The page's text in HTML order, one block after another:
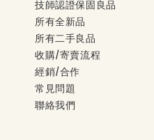
技師認證保固良品
所有全新品
所有二手良品
收購/寄賣流程
經銷/合作
常見問題
聯絡我們